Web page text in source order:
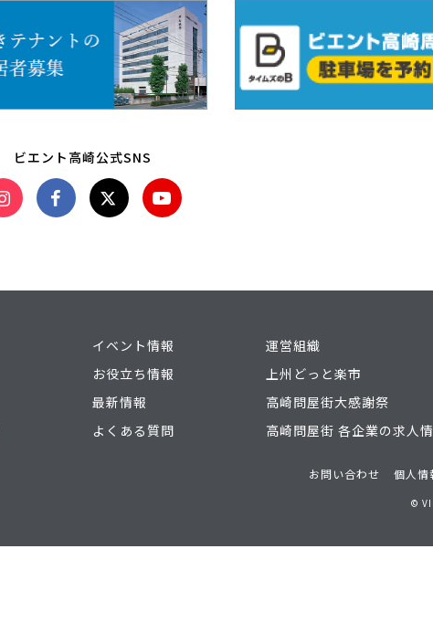
ビエント高崎公式SNS
イベント情報
お役立ち情報
最新情報
よくある質問
運営組織
上州どっと楽市
高崎問屋街大感謝祭
高崎問屋街 各企業の求人
お問い合わせ 個人情
©